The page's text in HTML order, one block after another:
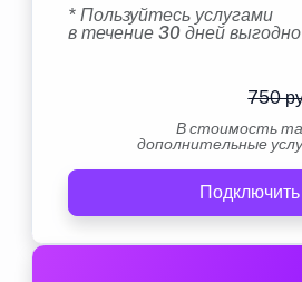
* Пользуйтесь услугами
в течение 30 дней выгодно
750
В стоимость
дополнительные
Подключить